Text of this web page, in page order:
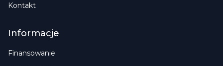
Kontakt
Informacje
Finansowanie